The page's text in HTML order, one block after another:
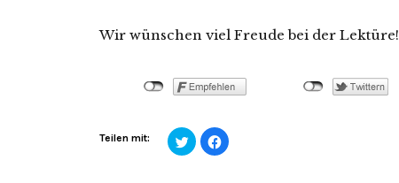
Wir wünschen viel Freude bei der Lektüre!
Teilen mit: Klick,
um
über
Klick,
um